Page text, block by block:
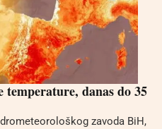
temperature, danas do 35
zavoda BiH,